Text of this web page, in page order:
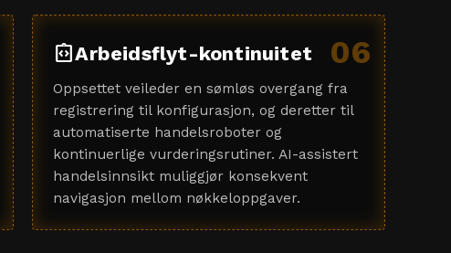
06
integration_instructionsArbeidsflyt-kontinuitet
Oppsettet veileder en sømløs overgang fra
registrering til konfigurasjon, og deretter til
automatiserte handelsroboter og
kontinuerlige vurderingsrutiner. AI-assistert
handelsinnsikt muliggjør konsekvent
navigasjon mellom nøkkeloppgaver.